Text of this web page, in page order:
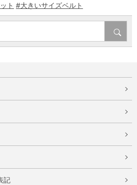
ト #大きいサイズベルト
記